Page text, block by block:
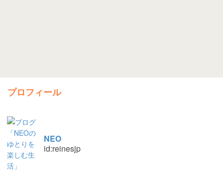
プロフィール
NEO
id:reinesjp